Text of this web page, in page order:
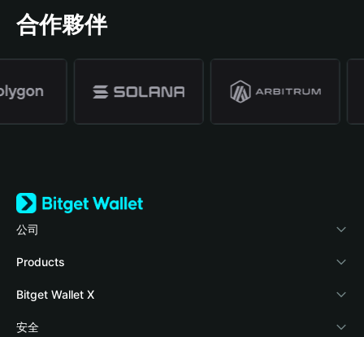
合作夥伴
公司
關於 Bitget Wallet
部落格
學院
Products
Crypto Card
Stablecoin Earn
Bitget Wallet X
開發者文件
安全